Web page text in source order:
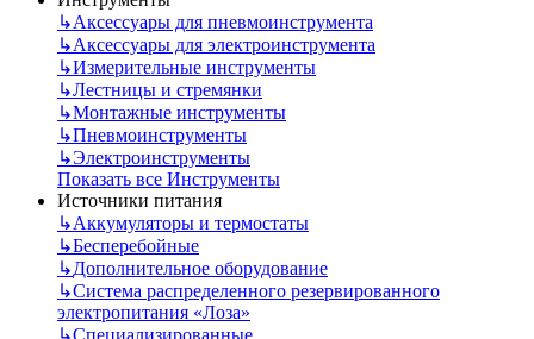
↳Аксессуары для пневмоинструмента
↳Аксессуары для электроинструмента
↳Измерительные инструменты
↳Лестницы и стремянки
↳Монтажные инструменты
↳Пневмоинструменты
↳Электроинструменты
Показать все Инструменты
Источники питания
↳Аккумуляторы и термостаты
↳Бесперебойные
↳Дополнительное оборудование
↳Система распределенного резервированного
электропитания «Лоза»
↳Специализированные